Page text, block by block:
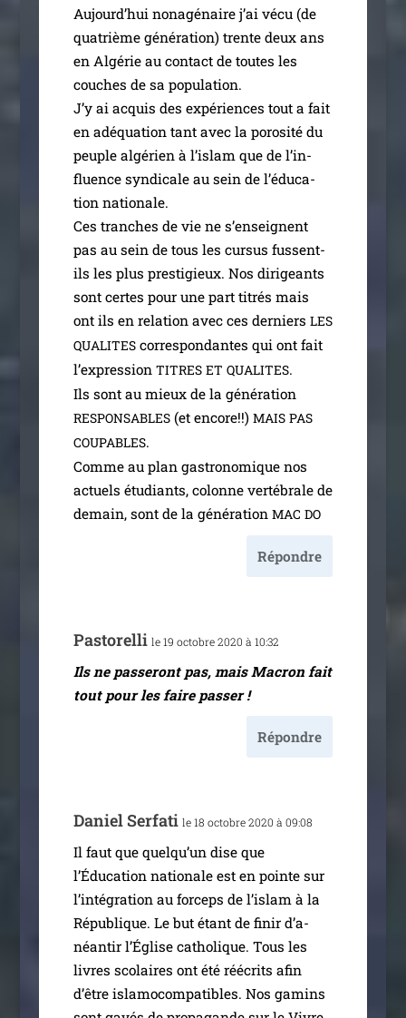
Aujourd’hui nona­gé­naire j’ai vécu (de
qua­trième géné­ra­tion) trente deux ans
en Algérie au contact de toutes les
couches de sa popu­la­tion.
J’y ai acquis des expé­riences tout a fait
en adé­qua­tion tant avec la poro­si­té du
peuple algé­rien à l’is­lam que de l’in­
fluence syn­di­cale au sein de l’é­du­ca­
tion natio­nale.
Ces tranches de vie ne s’en­seignent
pas au sein de tous les cur­sus fussent-
ils les plus pres­ti­gieux. Nos diri­geants
sont certes pour une part titrés mais
ont ils en rela­tion avec ces der­niers LES
QUALITEScor­res­pon­dantes qui ont fait
l’ex­pres­sion TITRES ET QUALITES.
Ils sont au mieux de la géné­ra­tion
RESPONSABLES(et encore!!) MAIS PAS
COUPABLES.
Comme au plan gas­tro­no­mique nos
actuels étu­diants, colonne ver­té­brale de
demain, sont de la géné­ra­tion MAC DO
Répondre
Pastorelli le 19 octobre 2020 à 10:32
Ils ne pas­se­ront pas, mais Macron fait
tout pour les faire passer !
Répondre
Daniel Serfati le 18 octobre 2020 à 09:08
Il faut que quel­qu’un dise que
l’Éducation natio­nale est en pointe sur
l’in­té­gra­tion au for­ceps de l’is­lam à la
République. Le but étant de finir d’a­
néan­tir l’Église catho­lique. Tous les
livres sco­laires ont été réécrits afin
d’être isla­mo­com­pa­tibles. Nos gamins